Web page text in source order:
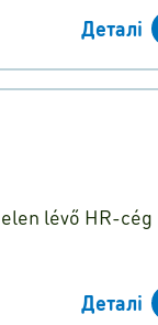
Деталі
lévő HR-cég
Деталі